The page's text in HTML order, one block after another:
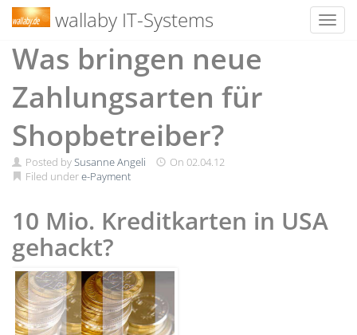
Skip
wallaby IT-Systems
Was bringen neue
Zahlungsarten für
Shopbetreiber?
Posted bySusanne Angeli On 02.04.12
Filed undere-Payment
10 Mio. Kreditkarten in USA
gehackt?